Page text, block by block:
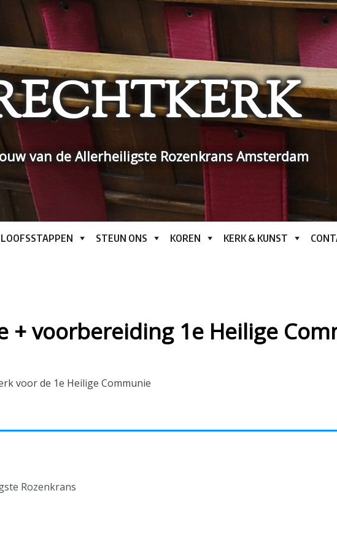
van de Allerheiligste Rozenkrans Amsterdam
STEUN ONS KOREN KERK & KUNST
+ voorbereiding 1e Heilige
voor de 1e Heilige Communie
Rozenkrans